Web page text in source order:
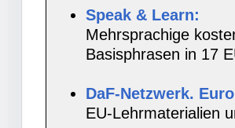
Speak & Learn:
Mehrsprachige
Basisphrasen in 17
DaF-Netzwerk.
EU-Lehrmaterialien